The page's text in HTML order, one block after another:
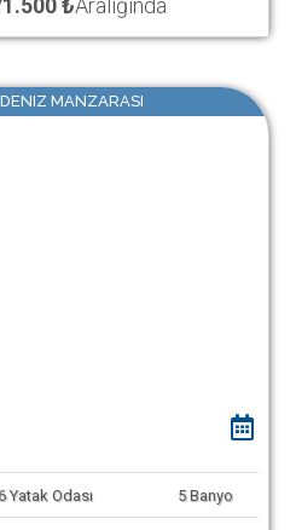
₺Aralığında
MANZARASI
Yatak Odası 5 Banyo